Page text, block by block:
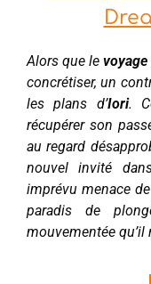
Alors que le voyage
concrétiser, un
les plans d’Iori.
récupérer son
au regard
nouvel invité
imprévu menace
paradis de
mouvementée qu’il